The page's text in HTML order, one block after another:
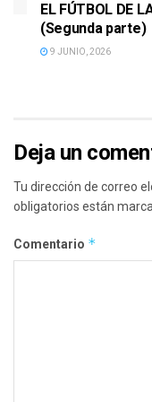
EL FÚTBOL DE
(Segunda parte)
9 JUNIO, 2026
Deja un
Tu dirección de correo
obligatorios están
Comentario *